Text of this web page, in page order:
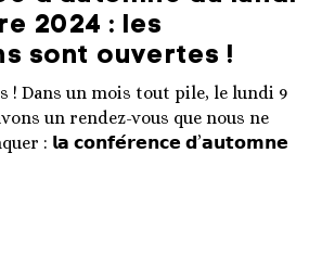
2024 : les
sont ouvertes !
! Dans un mois tout pile, le lundi 9
un rendez-vous que nous ne
: 𝗹𝗮 𝗰𝗼𝗻𝗳𝗲́𝗿𝗲𝗻𝗰𝗲 𝗱’𝗮𝘂𝘁𝗼𝗺𝗻𝗲